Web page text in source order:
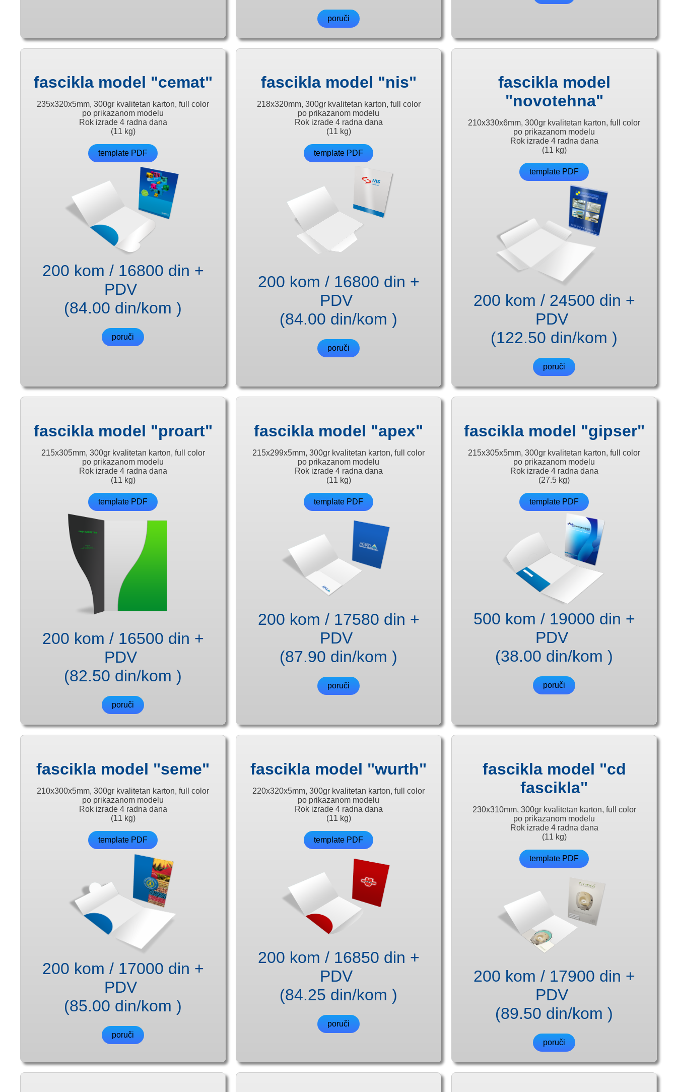
poruči
fascikla model "cemat"
235x320x5mm, 300gr kvalitetan karton, full color
po prikazanom modelu
Rok izrade 4 radna dana
(11 kg)
template PDF
200 kom / 16800 din +
PDV
(84.00 din/kom )
poruči
fascikla model "nis"
218x320mm, 300gr kvalitetan karton, full color
po prikazanom modelu
Rok izrade 4 radna dana
(11 kg)
template PDF
200 kom / 16800 din +
PDV
(84.00 din/kom )
poruči
fascikla model
"novotehna"
210x330x6mm, 300gr kvalitetan karton, full color
po prikazanom modelu
Rok izrade 4 radna dana
(11 kg)
template PDF
200 kom / 24500 din +
PDV
(122.50 din/kom )
poruči
fascikla model "proart"
215x305mm, 300gr kvalitetan karton, full color
po prikazanom modelu
Rok izrade 4 radna dana
(11 kg)
template PDF
200 kom / 16500 din +
PDV
(82.50 din/kom )
poruči
fascikla model "apex"
215x299x5mm, 300gr kvalitetan karton, full color
po prikazanom modelu
Rok izrade 4 radna dana
(11 kg)
template PDF
200 kom / 17580 din +
PDV
(87.90 din/kom )
poruči
fascikla model "gipser"
215x305x5mm, 300gr kvalitetan karton, full color
po prikazanom modelu
Rok izrade 4 radna dana
(27.5 kg)
template PDF
500 kom / 19000 din +
PDV
(38.00 din/kom )
poruči
fascikla model "seme"
210x300x5mm, 300gr kvalitetan karton, full color
po prikazanom modelu
Rok izrade 4 radna dana
(11 kg)
template PDF
200 kom / 17000 din +
PDV
(85.00 din/kom )
poruči
fascikla model "wurth"
220x320x5mm, 300gr kvalitetan karton, full color
po prikazanom modelu
Rok izrade 4 radna dana
(11 kg)
template PDF
200 kom / 16850 din +
PDV
(84.25 din/kom )
poruči
fascikla model "cd
fascikla"
230x310mm, 300gr kvalitetan karton, full color
po prikazanom modelu
Rok izrade 4 radna dana
(11 kg)
template PDF
200 kom / 17900 din +
PDV
(89.50 din/kom )
poruči